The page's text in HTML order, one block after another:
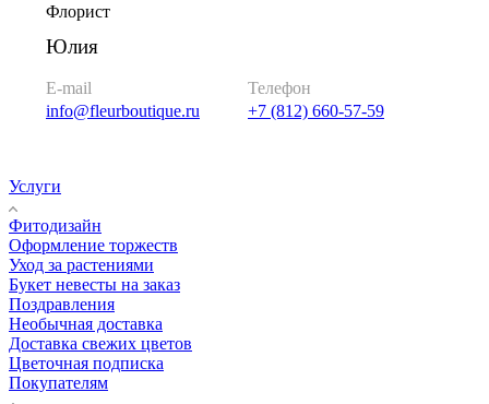
Флорист
Юлия
E-mail
info@fleurboutique.ru
Телефон
+7 (812) 660-57-59
Услуги
Фитодизайн
Оформление торжеств
Уход за растениями
Букет невесты на заказ
Поздравления
Необычная доставка
Доставка свежих цветов
Цветочная подписка
Покупателям